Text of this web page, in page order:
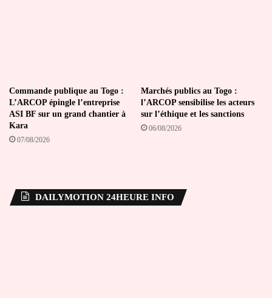
Commande publique au Togo :
L’ARCOP épingle l’entreprise
ASI BF sur un grand chantier à
Kara
07/08/2026
Marchés publics au Togo :
l’ARCOP sensibilise les acteurs
sur l’éthique et les sanctions
06/08/2026
DAILYMOTION 24HEURE INFO